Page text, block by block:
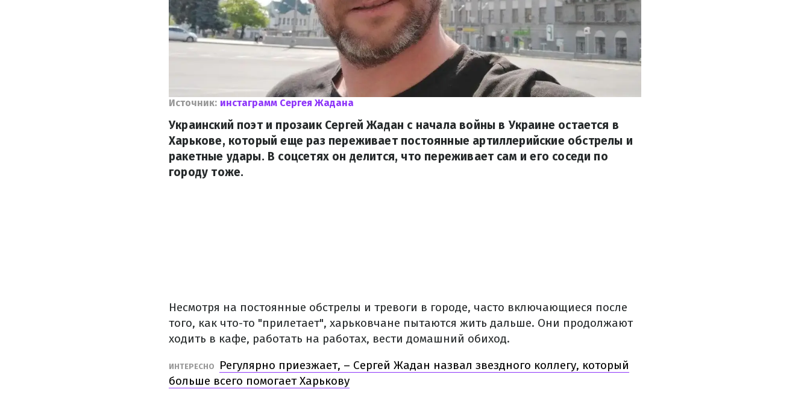
Источник: инстаграмм Сергея Жадана
Украинский поэт и прозаик Сергей Жадан с начала войны в Украине остается в
Харькове, который еще раз переживает постоянные артиллерийские обстрелы и
ракетные удары. В соцсетях он делится, что переживает сам и его соседи по
городу тоже.
Несмотря на постоянные обстрелы и тревоги в городе, часто включающиеся после
того, как что-то "прилетает", харьковчане пытаются жить дальше. Они продолжают
ходить в кафе, работать на работах, вести домашний обиход.
ИНТЕРЕСНО
Регулярно приезжает, – Сергей Жадан назвал звездного коллегу, который
больше всего помогает Харькову